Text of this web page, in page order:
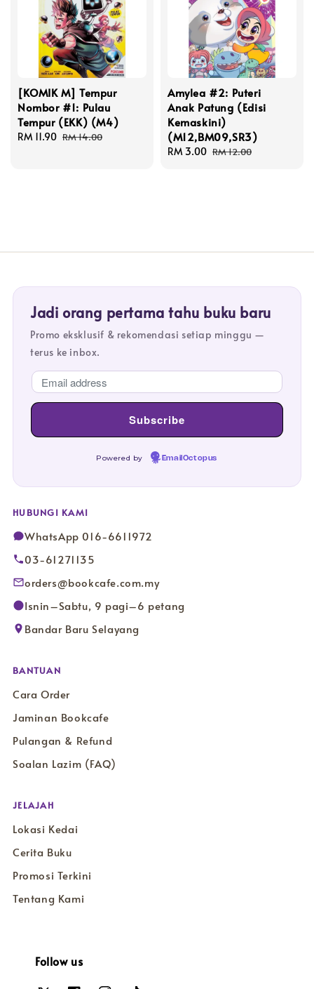
[KOMIK M] Tempur
Nombor #1: Pulau
Tempur (EKK) (M4)
Sale
RM 11.90 Regular
RM 14.00
Amylea #2: Puteri
Anak Patung (Edisi
Kemaskini)
(M12,BM09,SR3)
Sale
RM 3.00 Regular
RM 12.00
Jadi orang pertama tahu buku baru
Promo eksklusif & rekomendasi setiap minggu —
terus ke inbox.
Powered by EmailOctopus
HUBUNGI KAMI
WhatsApp 016-6611972
03-61271135
orders@bookcafe.com.my
Isnin–Sabtu, 9 pagi–6 petang
Bandar Baru Selayang
BANTUAN
Cara Order
Jaminan Bookcafe
Pulangan & Refund
Soalan Lazim (FAQ)
JELAJAH
Lokasi Kedai
Cerita Buku
Promosi Terkini
Tentang Kami
Follow us